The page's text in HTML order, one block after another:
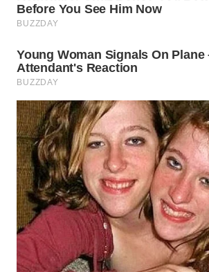
WN
WN
BORNEO
Wahana
Media
Group
WAHANA
NEWS
WAHANA
TANI